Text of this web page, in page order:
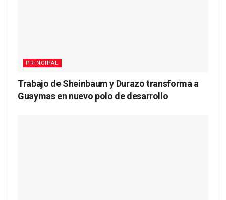
PRINCIPAL
Trabajo de Sheinbaum y Durazo transforma a
Guaymas en nuevo polo de desarrollo